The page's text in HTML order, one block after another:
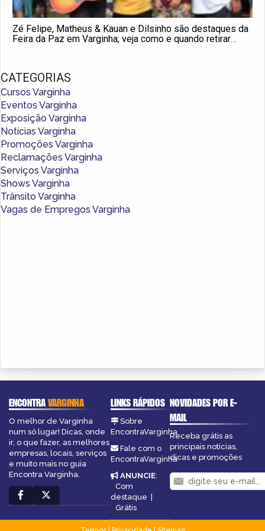
Zé Felipe, Matheus & Kauan e Dilsinho são destaques da
Feira da Paz em Varginha; veja como e quando retirar
CATEGORIAS
Cursos Varginha
Eventos Varginha
Exposição Varginha
Notícias Varginha
Promoções Varginha
Reclamações Varginha
Serviços Varginha
Shows Varginha
Trânsito Varginha
Vagas de Empregos Varginha
ENCONTRAVARGINHA
O melhor de Varginha
num só lugar! Dicas, onde
ir, o que fazer, as melhores
empresas, locais, serviços
e muito mais no guia
Encontra Varginha.
LINKS RÁPIDOS
Sobre
EncontraVarginha
Fale com o
EncontraVarginha
ANUNCIE:
Com
destaque
Grátis
NOVIDADES POR E-
MAIL
Receba grátis as
principais notícias,
dicas e promoções